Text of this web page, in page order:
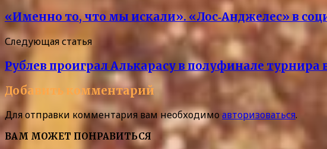
«Именно то, что мы искали». «Лос‑Анджелес» в
Следующая статья
Рублев проиграл Алькарасу в полуфинале турнира
Добавить комментарий
Для отправки комментария вам необходимоавторизоваться.
ВАМ МОЖЕТ ПОНРАВИТЬСЯ